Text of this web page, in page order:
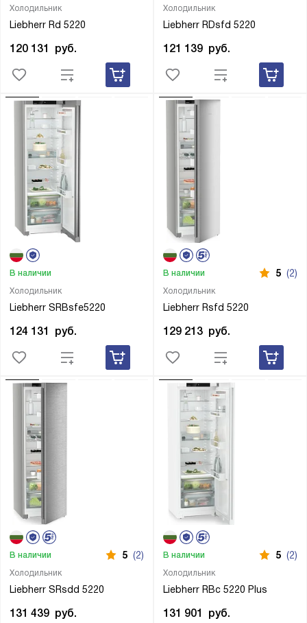
Холодильник
Liebherr Rd 5220
120 131 руб.
Холодильник
Liebherr RDsfd 5220
121 139 руб.
Холодильник
Liebherr SRBsfe5220
В наличии
124 131 руб.
Холодильник
Liebherr Rsfd 5220
В наличии 5 (2)
129 213 руб.
Холодильник
Liebherr SRsdd 5220
В наличии 5 (2)
131 439 руб.
Холодильник
Liebherr RBc 5220 Plus
В наличии 5 (2)
131 901 руб.